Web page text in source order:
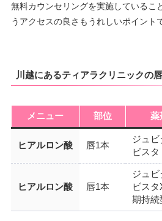
無料カウンセリングを実施しているこ
うアクセスの良さもうれしいポイント
川越にあるティアラクリニックの
メニュー 部位 薬
ヒアルロン酸 唇1本
ジュビ
ビスタ
ヒアルロン酸 唇1本
ジュビ
ビス
期持続